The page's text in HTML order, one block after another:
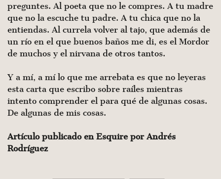
preguntes. Al poeta que no le compres. A tu madre
que no la escuche tu padre. A tu chica que no la
entiendas. Al currela volver al tajo, que además de
un río en el que buenos baños me di, es el Mordor
de muchos y el nirvana de otros tantos.
Y a mí, a mí lo que me arrebata es que no leyeras
esta carta que escribo sobre raíles mientras
intento comprender el para qué de algunas cosas.
De algunas de mis cosas.
Artículo publicado en Esquire por Andrés
Rodríguez